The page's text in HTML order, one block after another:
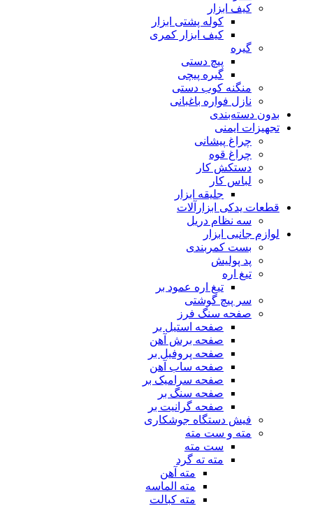
کیف ابزار
کوله پشتی ابزار
کیف ابزار کمری
گیره
پیچ دستی
گیره پیچی
منگنه کوب دستی
نازل فواره باغبانی
بدون دسته‌بندی
تجهیزات ایمنی
چراغ پیشانی
چراغ قوه
دستکش کار
لباس کار
جلیقه ابزار
قطعات یدکی ابزارآلات
سه نظام دریل
لوازم جانبی ابزار
بست کمربندی
پد پولیش
تیغ اره
تیغ اره عمود بر
سر پیچ گوشتی
صفحه سنگ فرز
صفحه استیل بر
صفحه برش آهن
صفحه پروفیل بر
صفحه ساب آهن
صفحه سرامیک بر
صفحه سنگ بر
صفحه گرانیت بر
فیش دستگاه جوشکاری
مته و ست مته
ست مته
مته ته گرد
مته آهن
مته الماسه
مته کبالت